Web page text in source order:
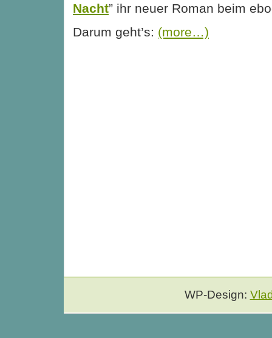
Nacht” ihr neuer Roman beim
Darum geht’s: (more…)
WP-Design: